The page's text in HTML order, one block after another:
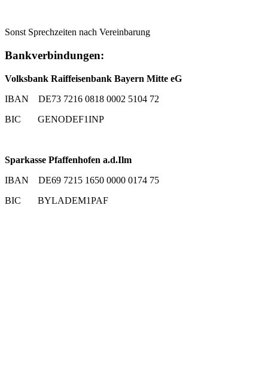
Sonst Sprechzeiten nach Vereinbarung
Bankverbindungen:
Volksbank Raiffeisenbank Bayern Mitte eG
IBAN DE73 7216 0818 0002 5104 72
BIC GENODEF1INP
Sparkasse Pfaffenhofen a.d.Ilm
IBAN DE69 7215 1650 0000 0174 75
BIC BYLADEM1PAF